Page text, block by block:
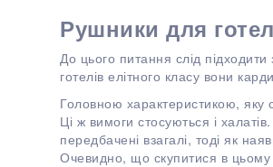
Рушники для
До цього питання слід
готелів елітного класу вони
Головною характеристикою, яку
Ці ж вимоги стосуються і
передбачені взагалі, тоді як
Очевидно, що скупитися в